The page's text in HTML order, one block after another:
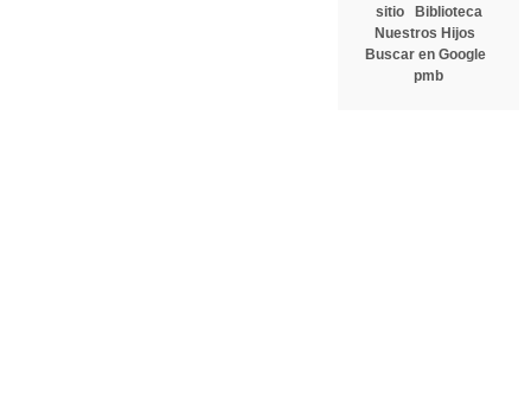
sitio
Biblioteca
Nuestros Hijos
Buscar en Google
pmb